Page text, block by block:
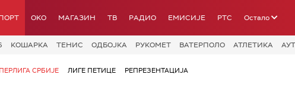
OKO МАГАЗИН ТВ РАДИО ЕМИСИЈЕ РТС Остало
КОШАРКА ТЕНИС ОДБОЈКА РУКОМЕТ ВАТЕРПОЛО АТЛЕТИКА
СРБИЈЕ ЛИГЕ ПЕТИЦЕ РЕПРЕЗЕНТАЦИЈА